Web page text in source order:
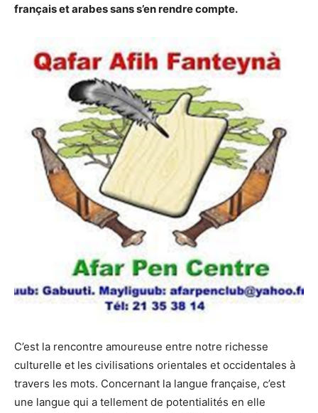
français et arabes sans s’en rendre compte.
C’est la rencontre amoureuse entre notre richesse
culturelle et les civilisations orientales et occidentales à
travers les mots. Concernant la langue française, c’est
une langue qui a tellement de potentialités en elle